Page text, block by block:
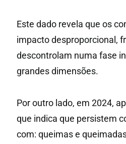
Este dado revela que os
impacto desproporcional,
descontrolam numa fase
grandes dimensões.
Por outro lado, em 2024,
que indica que persistem
com: queimas e